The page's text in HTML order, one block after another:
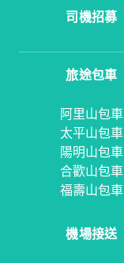
司機招募
旅途包車
阿里山包車
太平山包車
陽明山包車
合歡山包車
福壽山包車
機場接送